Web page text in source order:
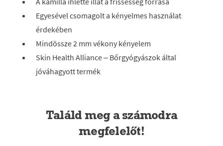
Egyesével csomagolt a kényelmes használat
érdekében
Mindössze 2 mm vékony kényelem
Skin Health Alliance – Bőrgyógyászok által
jóváhagyott termék
Találd meg a számodra
megfelelőt!